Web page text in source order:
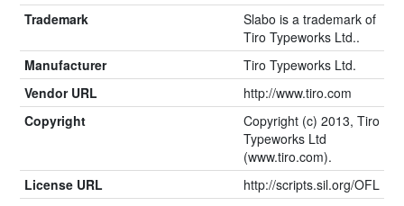
Trademark
Slabo is a trademark of
Tiro Typeworks Ltd..
Manufacturer
Tiro Typeworks Ltd.
Vendor URL
http://www.tiro.com
Copyright
Copyright (c) 2013, Tiro
Typeworks Ltd
(www.tiro.com).
License URL
http://scripts.sil.org/OFL